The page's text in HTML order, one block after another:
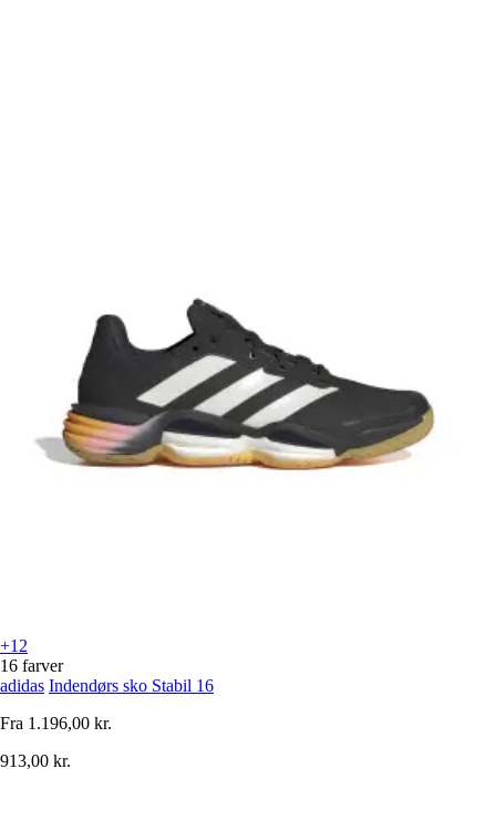
+12
16 farver
adidas Indendørs sko Stabil 16
Fra 1.196,00 kr.
913,00 kr.